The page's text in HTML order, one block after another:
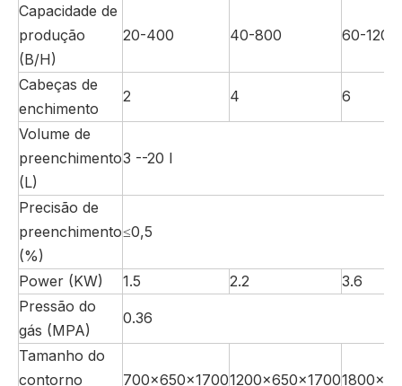
Capacidade de
produção
(B/H)
20-400 40-800 60-1200
Cabeças de
enchimento
2 4 6
Volume de
preenchimento
(L)
3 --20 l
Precisão de
preenchimento
(%)
≤0,5
Power (KW) 1.5 2.2
3.6
Pressão do
gás (MPA)
0.36
Tamanho do
contorno
700x650x17001200x650x1700